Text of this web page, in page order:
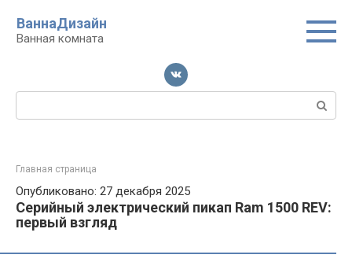
контенту
ВаннаДизайн
Ванная комната
Поиск:
Главная страница
Опубликовано: 27 декабря 2025
Серийный электрический пикап Ram 1500 REV:
первый взгляд